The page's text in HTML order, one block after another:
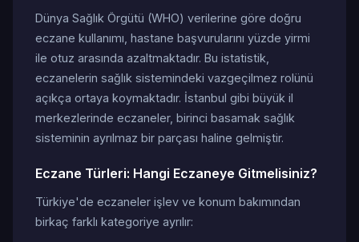
Dünya Sağlık Örgütü (WHO) verilerine göre doğru
eczane kullanımı, hastane başvurularını yüzde yirmi
ile otuz arasında azaltmaktadır. Bu istatistik,
eczanelerin sağlık sistemindeki vazgeçilmez rolünü
açıkça ortaya koymaktadır. İstanbul gibi büyük il
merkezlerinde eczaneler, birinci basamak sağlık
sisteminin ayrılmaz bir parçası haline gelmiştir.
Eczane Türleri: Hangi Eczaneye Gitmelisiniz?
Türkiye'de eczaneler işlev ve konum bakımından
birkaç farklı kategoriye ayrılır: